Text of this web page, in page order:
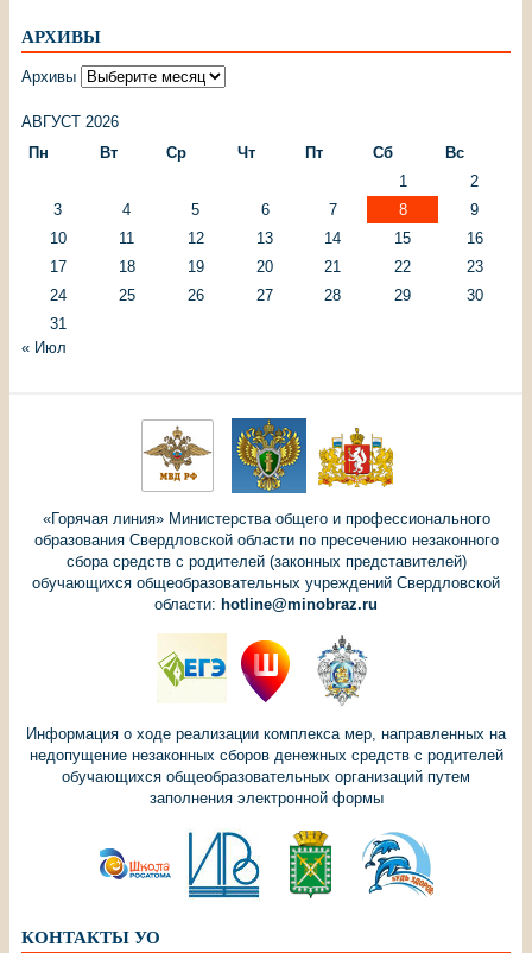
АРХИВЫ
Архивы
АВГУСТ 2026
Пн
Вт Ср Чт Пт Сб
Вс
1
2
3
4 5 6 7 8
9
10
11 12 13 14 15
16
17
18 19 20 21 22
23
24
25 26 27 28 29
30
31
« Июл
«Горячая линия» Министерства общего и профессионального
образования Свердловской области по пресечению незаконного
сбора средств с родителей (законных представителей)
обучающихся общеобразовательных учреждений Свердловской
области: hotline@minobraz.ru
Информация о ходе реализации комплекса мер, направленных на
недопущение незаконных сборов денежных средств с родителей
обучающихся общеобразовательных организаций путем
заполнения электронной формы
КОНТАКТЫ УО